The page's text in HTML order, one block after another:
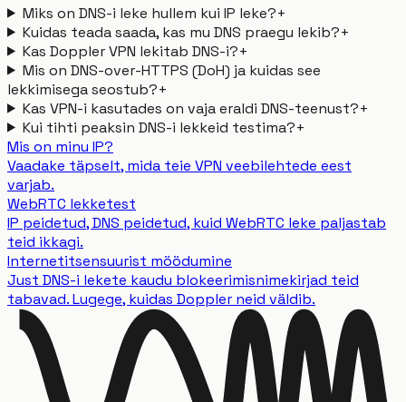
Miks on DNS-i leke hullem kui IP leke?+
Kuidas teada saada, kas mu DNS praegu lekib?+
Kas Doppler VPN lekitab DNS-i?+
Mis on DNS-over-HTTPS (DoH) ja kuidas see
lekkimisega seostub?+
Kas VPN-i kasutades on vaja eraldi DNS-teenust?+
Kui tihti peaksin DNS-i lekkeid testima?+
Mis on minu IP?
Vaadake täpselt, mida teie VPN veebilehtede eest
varjab.
WebRTC lekketest
IP peidetud, DNS peidetud, kuid WebRTC leke paljastab
teid ikkagi.
Internetitsensuurist möödumine
Just DNS-i lekete kaudu blokeerimisnimekirjad teid
tabavad. Lugege, kuidas Doppler neid väldib.